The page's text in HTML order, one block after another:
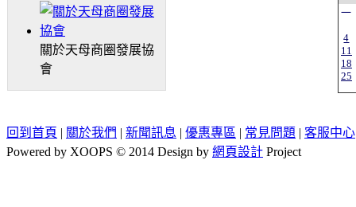
關於天母商圈發展協
會
一
4
11
18
25
回到首頁 | 關於我們 | 新聞訊息 | 優惠專區 | 常見問題 | 客服中心
Powered by XOOPS © 2014 Design by 網頁設計 Project